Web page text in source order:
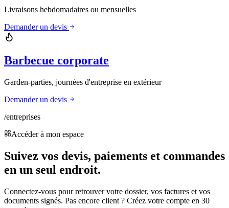
Livraisons hebdomadaires ou mensuelles
Demander un devis
Barbecue corporate
Garden-parties, journées d'entreprise en extérieur
Demander un devis
/entreprises
Accéder à mon espace
Suivez vos devis, paiements et commandes
en un seul endroit.
Connectez-vous pour retrouver votre dossier, vos factures et vos
documents signés. Pas encore client ? Créez votre compte en 30